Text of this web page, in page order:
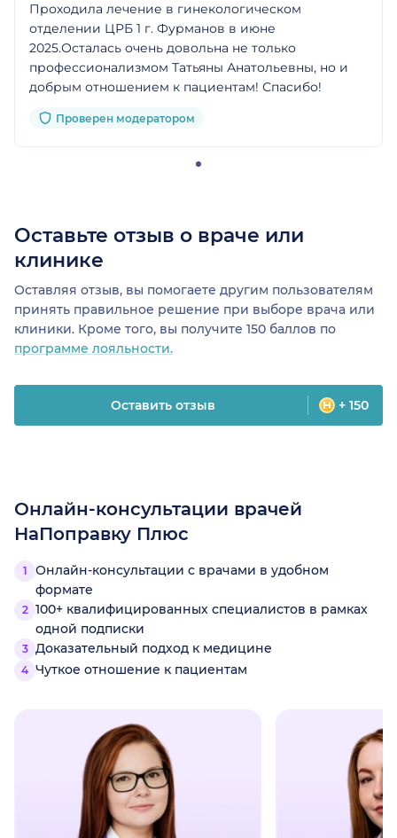
Проходила лечение в гинекологическом
отделении ЦРБ 1 г. Фурманов в июне
2025.Осталась очень довольна не только
профессионализмом Татьяны Анатольевны, но и
добрым отношением к пациентам! Спасибо!
Проверен модератором
Оставьте отзыв о враче или
клинике
Оставляя отзыв, вы помогаете другим пользователям
принять правильное решение при выборе врача или
клиники. Кроме того, вы получите 150 баллов по
программе лояльности.
Оставить отзыв + 150
Онлайн-консультации врачей
НаПоправку Плюс
Онлайн-консультации с врачами в удобном
формате
100+ квалифицированных специалистов в рамках
одной подписки
Доказательный подход к медицине
Чуткое отношение к пациентам